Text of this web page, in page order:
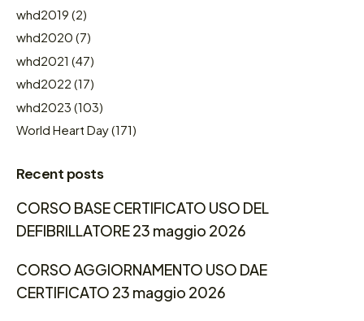
whd2019 (2)
whd2020 (7)
whd2021 (47)
whd2022 (17)
whd2023 (103)
World Heart Day(171)
Recent posts
CORSO BASE CERTIFICATO USO DEL
DEFIBRILLATORE 23 maggio 2026
CORSO AGGIORNAMENTO USO DAE
CERTIFICATO 23 maggio 2026